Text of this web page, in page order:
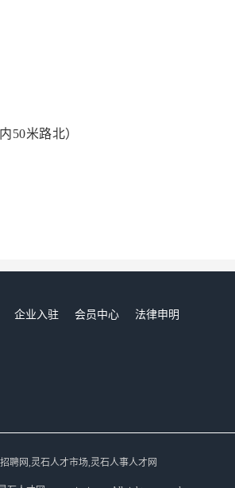
50米路北）
企业入驻 会员中心
法律申明
聘网,灵石人才市场,灵石人事人才网